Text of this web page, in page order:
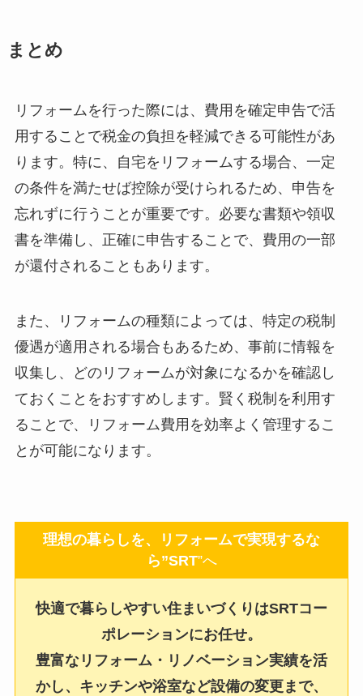
まとめ
リフォームを行った際には、費用を確定申告で活
用することで税金の負担を軽減できる可能性があ
ります。特に、自宅をリフォームする場合、一定
の条件を満たせば控除が受けられるため、申告を
忘れずに行うことが重要です。必要な書類や領収
書を準備し、正確に申告することで、費用の一部
が還付されることもあります。
また、リフォームの種類によっては、特定の税制
優遇が適用される場合もあるため、事前に情報を
収集し、どのリフォームが対象になるかを確認し
ておくことをおすすめします。賢く税制を利用す
ることで、リフォーム費用を効率よく管理するこ
とが可能になります。
理想の暮らしを、リフォームで実現するな
ら”SRT”へ
快適で暮らしやすい住まいづくりはSRTコー
ポレーションにお任せ。
豊富なリフォーム・リノベーション実績を活
かし、キッチンや浴室など設備の変更まで、